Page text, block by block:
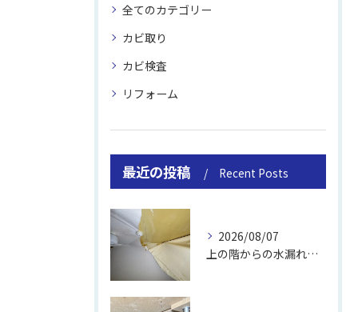
全てのカテゴリー
カビ取り
カビ検査
リフォーム
最近の投稿 Recent Posts
2026/08/07
上の階からの水漏れでカビ｜対処法と業者